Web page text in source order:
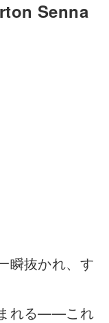
Senna
瞬抜かれ、す
れる——これ